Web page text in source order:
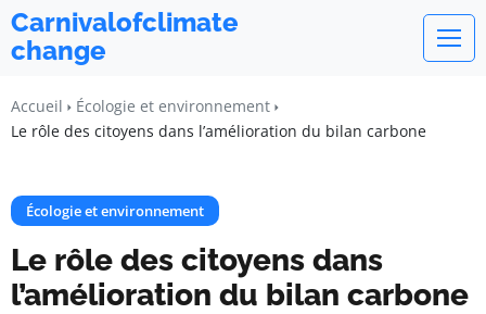
Carnivalofclimate
change
Accueil
Écologie et environnement
Le rôle des citoyens dans l’amélioration du bilan carbone
Écologie et environnement
Le rôle des citoyens dans
l’amélioration du bilan carbone